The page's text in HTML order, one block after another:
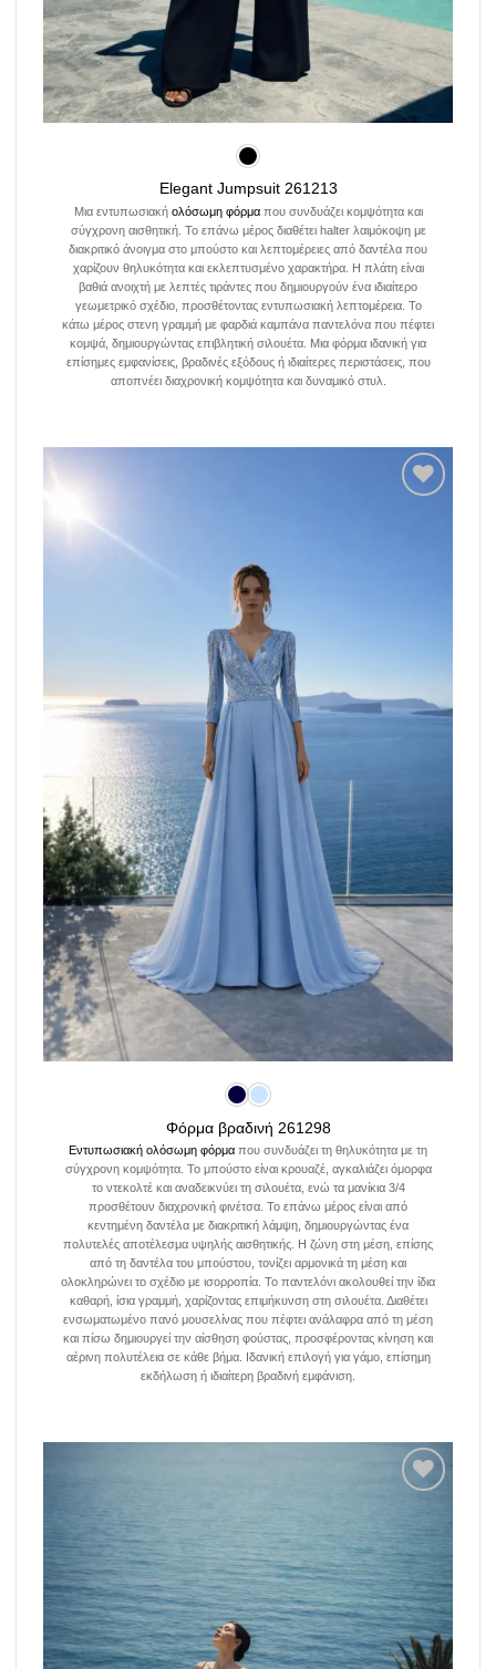
Elegant Jumpsuit 261213
Μια εντυπωσιακή ολόσωμη φόρμαπου συνδυάζει κομψότητα και
σύγχρονη αισθητική. Το επάνω μέρος διαθέτει halter λαιμόκοψη με
διακριτικό άνοιγμα στο μπούστο και λεπτομέρειες από δαντέλα που
χαρίζουν θηλυκότητα και εκλεπτυσμένο χαρακτήρα. Η πλάτη είναι
βαθιά ανοιχτή με λεπτές τιράντες που δημιουργούν ένα ιδιαίτερο
γεωμετρικό σχέδιο, προσθέτοντας εντυπωσιακή λεπτομέρεια. Το
κάτω μέρος στενη γραμμή με φαρδιά καμπάνα παντελόνα που πέφτει
κομψά, δημιουργώντας επιβλητική σιλουέτα. Μια φόρμα ιδανική για
επίσημες εμφανίσεις, βραδινές εξόδους ή ιδιαίτερες περιστάσεις, που
αποπνέει διαχρονική κομψότητα και δυναμικό στυλ.
Φόρμα βραδινή 261298
Εντυπωσιακή ολόσωμη φόρμα που συνδυάζει τη θηλυκότητα με τη
σύγχρονη κομψότητα. Το μπούστο είναι κρουαζέ, αγκαλιάζει όμορφα
το ντεκολτέ και αναδεικνύει τη σιλουέτα, ενώ τα μανίκια 3/4
προσθέτουν διαχρονική φινέτσα. Το επάνω μέρος είναι από
κεντημένη δαντέλα με διακριτική λάμψη, δημιουργώντας ένα
πολυτελές αποτέλεσμα υψηλής αισθητικής. Η ζώνη στη μέση, επίσης
από τη δαντέλα του μπούστου, τονίζει αρμονικά τη μέση και
ολοκληρώνει το σχέδιο με ισορροπία. Το παντελόνι ακολουθεί την ίδια
καθαρή, ίσια γραμμή, χαρίζοντας επιμήκυνση στη σιλουέτα. Διαθέτει
ενσωματωμένο πανό μουσελίνας που πέφτει ανάλαφρα από τη μέση
και πίσω δημιουργεί την αίσθηση φούστας, προσφέροντας κίνηση και
αέρινη πολυτέλεια σε κάθε βήμα. Ιδανική επιλογή για γάμο, επίσημη
εκδήλωση ή ιδιαίτερη βραδινή εμφάνιση.
wishlist